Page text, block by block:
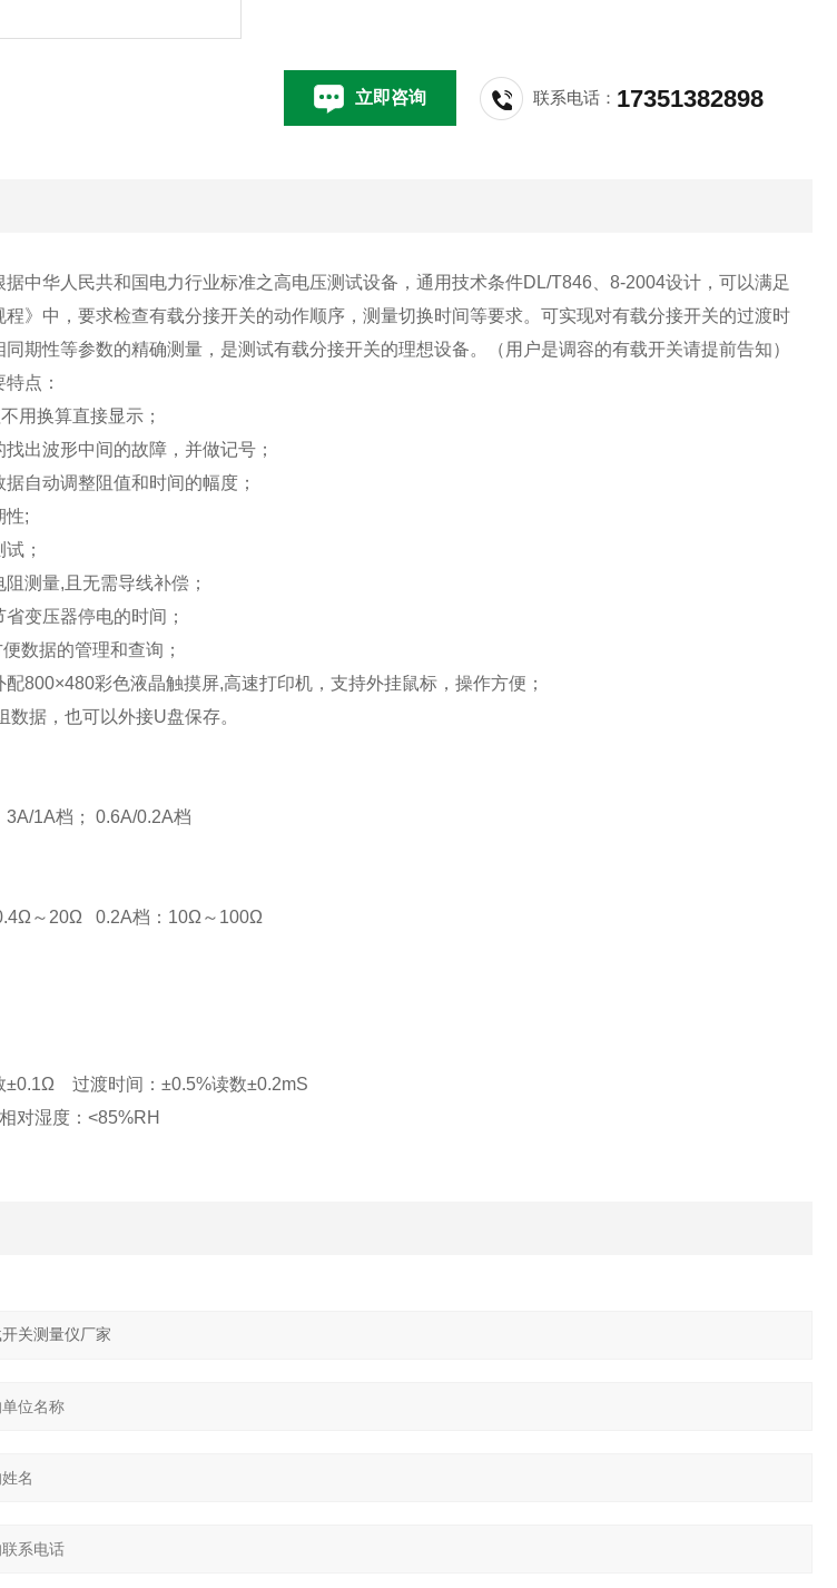
立即咨询 联系电话： 17351382898
据中华人民共和国电力行业标准之高电压测试设备，通用技术条件DL/T846 8-2004设计，可以满足
程》中，要求检查有载分接开关的动作顺序，测量切换时间等要求。可实现对有载分接开关的过渡时
期性等参数的精确测量，是测试有载分接开关的理想设备。（用户是调容的有载开关请提前告知）
点：
用换算直接显示；
出波形中间的故障，并做记号；
自动调整阻值和时间的幅度；
性;
；
阻测量, 且无需导线补偿；
变压器停电的时间；
数据的管理和查询；
配800×480彩色液晶触摸屏,高速打印机，支持外挂鼠标，操作方便；
数据，也可以外接U盘保存。
3A/1A档； 0.6A/0.2A档
Ω～ 20Ω 0.2A档： 10Ω～ 100Ω
±0.1Ω 过渡时间：±0.5%读数±0.2mS
对湿度： <85%RH